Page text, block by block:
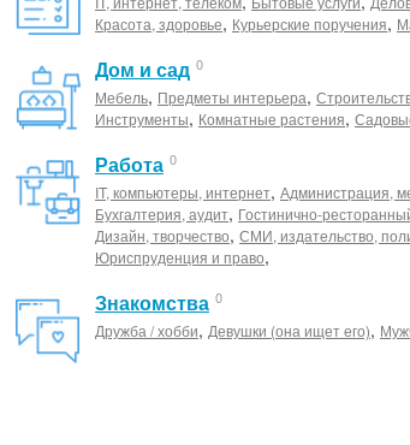
Красота, здоровье, Курьерские поручения,
Дом и сад 0
Мебель, Предметы интерьера,
Инструменты, Комнатные растения,
Работа 0
IT, компьютеры, интернет, Администрация,
Бухгалтерия, аудит, Гостинично-
Дизайн, творчество, СМИ, издательство,
Юриспруденция и право,
Знакомства 0
Дружба / хобби, Девушки (она ищет его),